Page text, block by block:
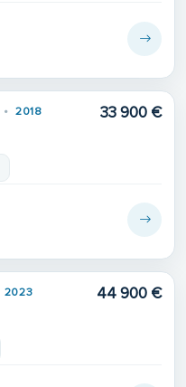
2018 33 900 €
2023 44 900 €